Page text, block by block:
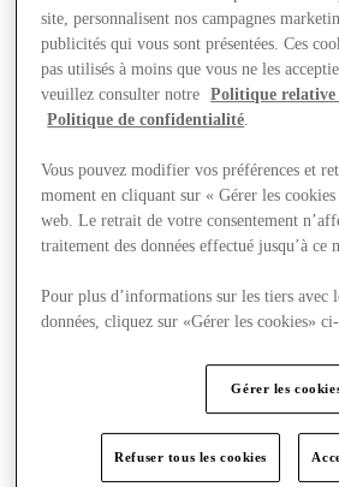
Nous rendre visite
site, personnalisent nos campagnes
publicités qui vous sont présentées. Ces
pas utilisés à moins que vous ne les
veuillez consulter notre
Politique relative
Politique de confidentialité
Vous pouvez modifier vos préférences et
moment en cliquant sur « Gérer les
web. Le retrait de votre consentement
traitement des données effectué jusqu’à ce
Pour plus d’informations sur les tiers avec
données, cliquez sur «Gérer les cookies» ci-
Gérer les
Refuser tous les cookies